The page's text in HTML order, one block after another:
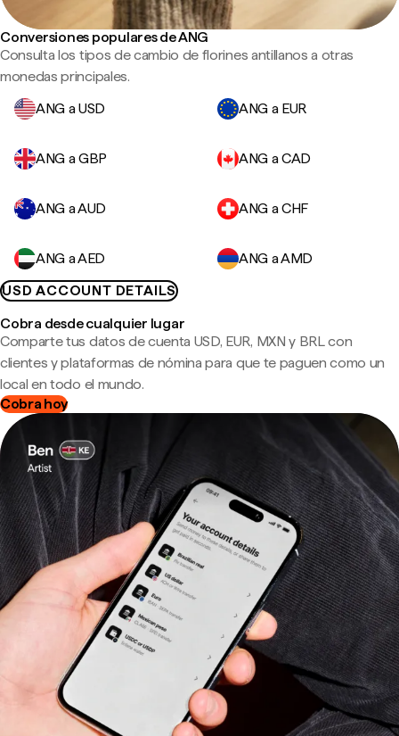
Conversiones populares de ANG
Consulta los tipos de cambio de florines antillanos a otras
monedas principales.
ANG a USD
ANG a EUR
ANG a GBP ANG a CAD
ANG a AUD ANG a CHF
ANG a AED
ANG a AMD
USD ACCOUNT DETAILS
Cobra desde cualquier lugar
Comparte tus datos de cuenta USD, EUR, MXN y BRL con
clientes y plataformas de nómina para que te paguen como un
local en todo el mundo.
Cobra hoy